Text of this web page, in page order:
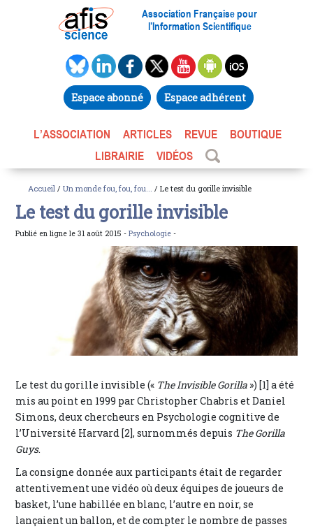
Association Française pour
l’Information Scientifique
Espace abonné Espace adhérent
L’ASSOCIATION ARTICLES REVUE
BOUTIQUE
LIBRAIRIE
VIDÉOS
Accueil / Un monde fou, fou, fou... / Le test du gorille invisible
Le test du gorille invisible
Publié en ligne le 31 août 2015 -Psychologie -
Le test du gorille invisible (« The Invisible Gorilla ») [1] a été
mis au point en 1999 par Christopher Chabris et Daniel
Simons, deux chercheurs en Psychologie cognitive de
l’Université Harvard [2], surnommés depuis The Gorilla
Guys.
La consigne donnée aux participants était de regarder
attentivement une vidéo où deux équipes de joueurs de
basket, l’une habillée en blanc, l’autre en noir, se
lançaient un ballon, et de compter le nombre de passes